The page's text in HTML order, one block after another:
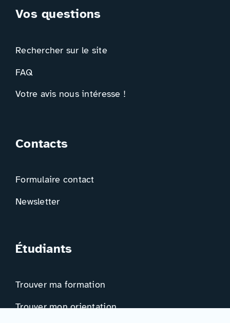
Vos questions
Rechercher sur le site
FAQ
Votre avis nous intéresse !
Contacts
Formulaire contact
Newsletter
Étudiants
Trouver ma formation
Trouver mon orientation